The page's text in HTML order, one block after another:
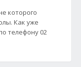
которого
Как уже
телефону 02